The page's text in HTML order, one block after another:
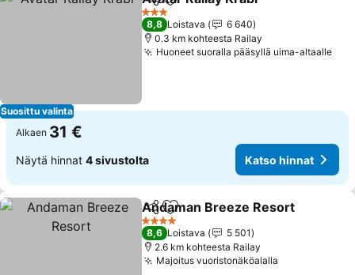
Suosittu valinta
Jaa Lisää suosikkeihin
3 Tähtiluokitus
8,8 Loistava
6 640
0.3 km kohteesta Railay
Huoneet suoralla pääsyllä uima-altaalle
Alkaen 31 €
Näytä hinnat 4 sivustolta Katso hinnat
Jaa Lisää suosikkeihin
Andaman Breeze Resort
4 Tähtiluokitus
8,6 Loistava
5 501
2.6 km kohteesta Railay
Majoitus vuoristonäköalalla